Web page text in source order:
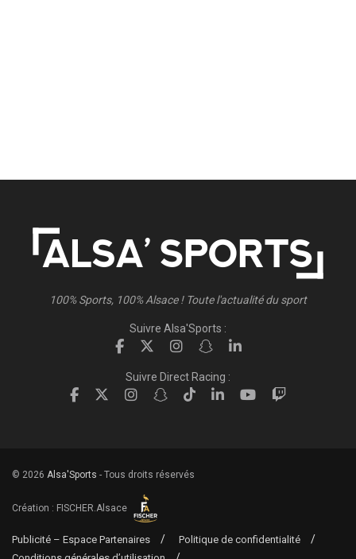
100% Sports, 100% Alsace ! Toute l'actualité du sport
Suivre Alsa'Sports :
Suivre Direct Racing :
© 2026 Alsa'Sports - Tous droits réservés
Création : FISCHER.Alsace
Publicité – Espace Partenaires
Politique de confidentialité